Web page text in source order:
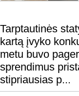
Tarptautinės
kartą įvyko
metu buvo
sprendimus
stipriausias p...